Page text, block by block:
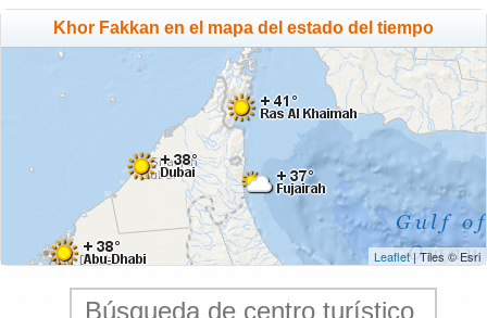
Khor Fakkan en el mapa del estado del tiempo
Leaflet| Tiles © Esri